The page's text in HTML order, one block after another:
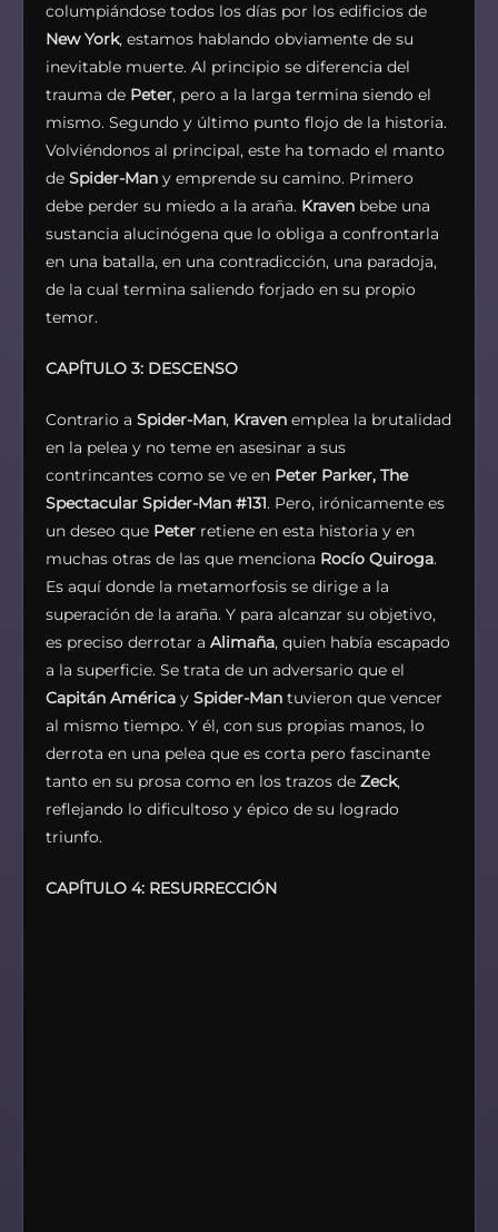
columpiándose todos los días por los edificios de
New York, estamos hablando obviamente de su
inevitable muerte. Al principio se diferencia del
trauma de Peter, pero a la larga termina siendo el
mismo. Segundo y último punto flojo de la historia.
Volviéndonos al principal, este ha tomado el manto
de Spider-Man y emprende su camino. Primero
debe perder su miedo a la araña. Kraven bebe una
sustancia alucinógena que lo obliga a confrontarla
en una batalla, en una contradicción, una paradoja,
de la cual termina saliendo forjado en su propio
temor.
CAPÍTULO 3: DESCENSO
Contrario a Spider-Man, Kraven emplea la brutalidad
en la pelea y no teme en asesinar a sus
contrincantes como se ve en Peter Parker, The
Spectacular Spider-Man #131. Pero, irónicamente es
un deseo que Peter retiene en esta historia y en
muchas otras de las que menciona Rocío Quiroga.
Es aquí donde la metamorfosis se dirige a la
superación de la araña. Y para alcanzar su objetivo,
es preciso derrotar a Alimaña, quien había escapado
a la superficie. Se trata de un adversario que el
Capitán América y Spider-Man tuvieron que vencer
al mismo tiempo. Y él, con sus propias manos, lo
derrota en una pelea que es corta pero fascinante
tanto en su prosa como en los trazos de Zeck,
reflejando lo dificultoso y épico de su logrado
triunfo.
CAPÍTULO 4: RESURRECCIÓN